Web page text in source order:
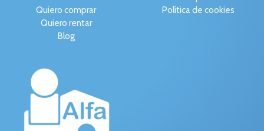
Quiero comprar
Quiero rentar
Blog
Política de cookies